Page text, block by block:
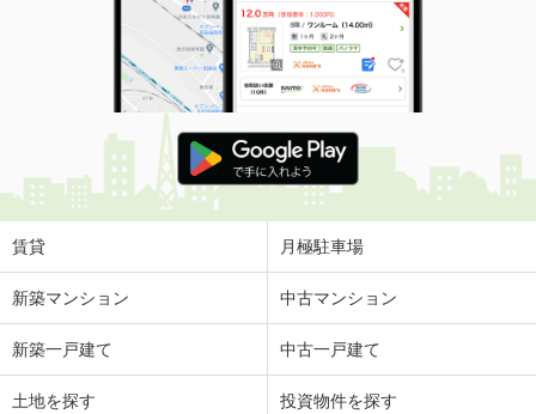
賃貸 月極駐車場
新築マンション 中古マンション
新築一戸建て 中古一戸建て
土地を探す 投資物件を探す